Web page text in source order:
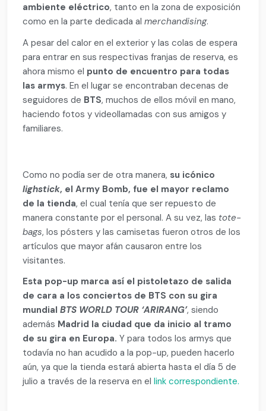
ambiente eléctrico, tanto en la zona de exposición
como en la parte dedicada almerchandising.
A pesar del calor en el exterior y las colas de espera
para entrar en sus respectivas franjas de reserva, es
ahora mismo el punto de encuentro para todas
las armys. En el lugar se encontraban decenas de
seguidores de BTS, muchos de ellos móvil en mano,
haciendo fotos y videollamadas con sus amigos y
familiares.
Como no podía ser de otra manera, su icónico
lighstick, el Army Bomb, fue el mayor reclamo
de la tienda, el cual tenía que ser repuesto de
manera constante por el personal. A su vez, las tote-
bags, los pósters y las camisetas fueron otros de los
artículos que mayor afán causaron entre los
visitantes.
Esta pop-up marca así el pistoletazo de salida
de cara a los conciertos de BTS con su gira
mundialBTS WORLD TOUR ‘ARIRANG’, siendo
además Madrid la ciudad que da inicio al tramo
de su gira en Europa. Y para todos los armys que
todavía no han acudido a la pop-up, pueden hacerlo
aún, ya que la tienda estará abierta hasta el día 5 de
julio a través de la reserva en ellink correspondiente.